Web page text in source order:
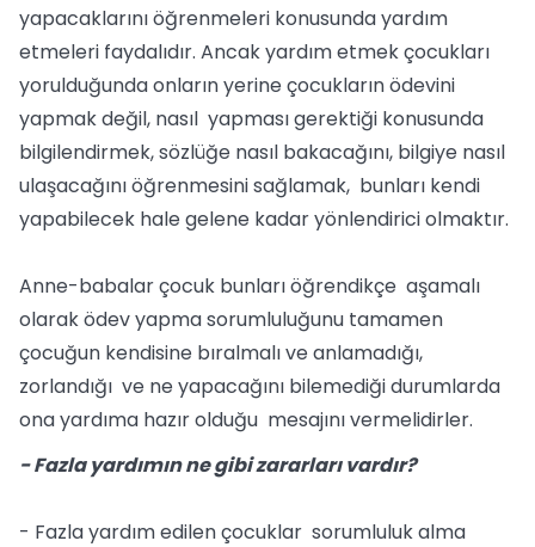
yapacaklarını öğrenmeleri konusunda yardım
etmeleri faydalıdır. Ancak yardım etmek çocukları
yorulduğunda onların yerine çocukların ödevini
yapmak değil, nasıl yapması gerektiği konusunda
bilgilendirmek, sözlüğe nasıl bakacağını, bilgiye nasıl
ulaşacağını öğrenmesini sağlamak, bunları kendi
yapabilecek hale gelene kadar yönlendirici olmaktır.
Anne-babalar çocuk bunları öğrendikçe aşamalı
olarak ödev yapma sorumluluğunu tamamen
çocuğun kendisine bıralmalı ve anlamadığı,
zorlandığı ve ne yapacağını bilemediği durumlarda
ona yardıma hazır olduğu mesajını vermelidirler.
- Fazla yardımın ne gibi zararları vardır?
- Fazla yardım edilen çocuklar sorumluluk alma